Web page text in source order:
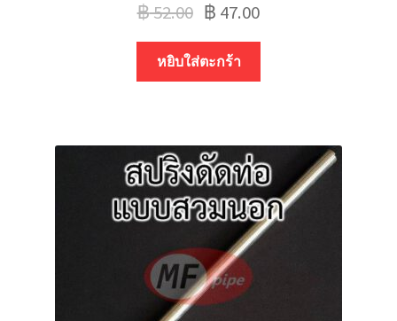
฿52.00 ฿ 47.00
หยิบใส่ตะกร้า